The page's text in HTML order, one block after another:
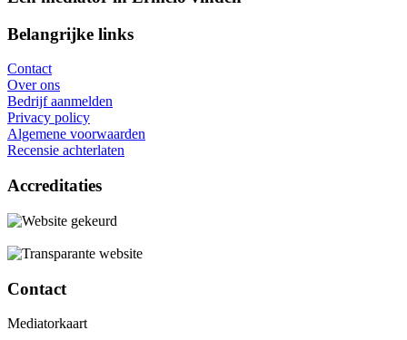
Belangrijke links
Contact
Over ons
Bedrijf aanmelden
Privacy policy
Algemene voorwaarden
Recensie achterlaten
Accreditaties
Contact
Mediatorkaart